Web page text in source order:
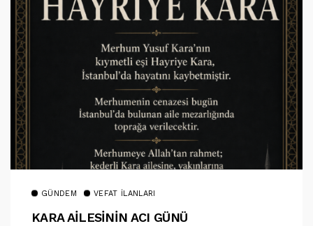
GÜNDEM VEFAT İLANLARI
KARA AİLESİNİN ACI GÜNÜ